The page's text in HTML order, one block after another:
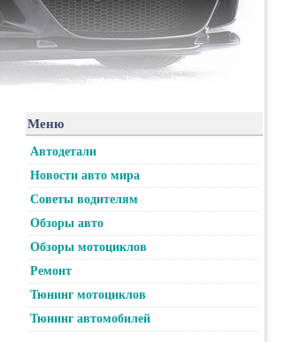
Меню
Автодетали
Новости авто мира
Советы водителям
Обзоры авто
Обзоры мотоциклов
Ремонт
Тюнинг мотоциклов
Тюнинг автомобилей